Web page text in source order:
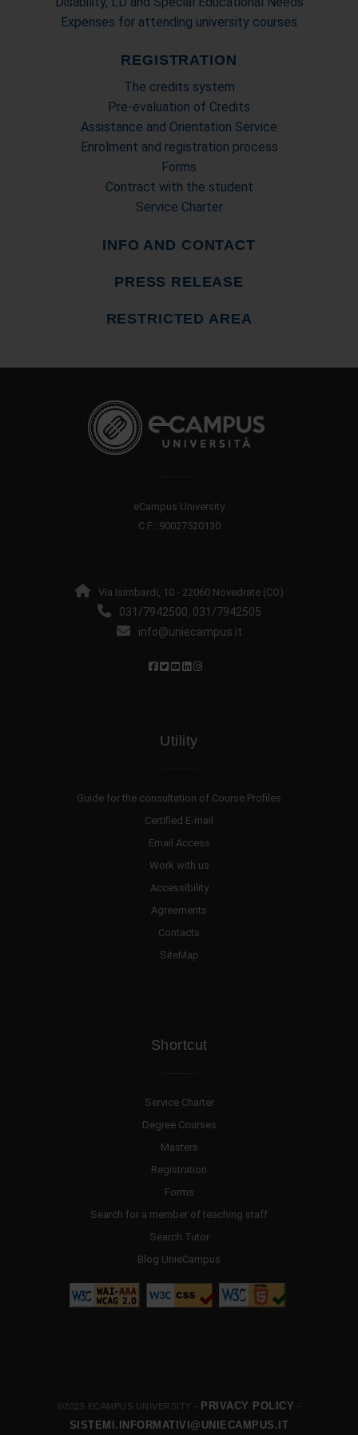
Expenses for attending university courses
REGISTRATION
The credits system
Pre-evaluation of Credits
Assistance and Orientation Service
Enrolment and registration process
Forms
Contract with the student
Service Charter
INFO AND CONTACT
PRESS RELEASE
RESTRICTED AREA
eCampus University
C.F.: 90027520130
Via Isimbardi, 10 - 22060 Novedrate (CO)
031/7942500, 031/7942505
info@uniecampus.it
Utility
Guide for the consultation of Course Profiles
Certified E-mail
Email Access
Work with us
Accessibility
Agreements
Contacts
SiteMap
Shortcut
Service Charter
Degree Courses
Masters
Registration
Forms
Search for a member of teaching staff
Search Tutor
Blog UnieCampus
©2025 ECAMPUS UNIVERSITY - PRIVACY POLICY -
SISTEMI.INFORMATIVI@UNIECAMPUS.IT